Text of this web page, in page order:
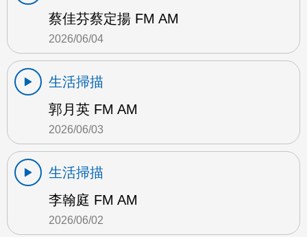
蔡佳芬蔡定揚 FM AM
2026/06/04
生活掃描
郭月英 FM AM
2026/06/03
生活掃描
李翰庭 FM AM
2026/06/02